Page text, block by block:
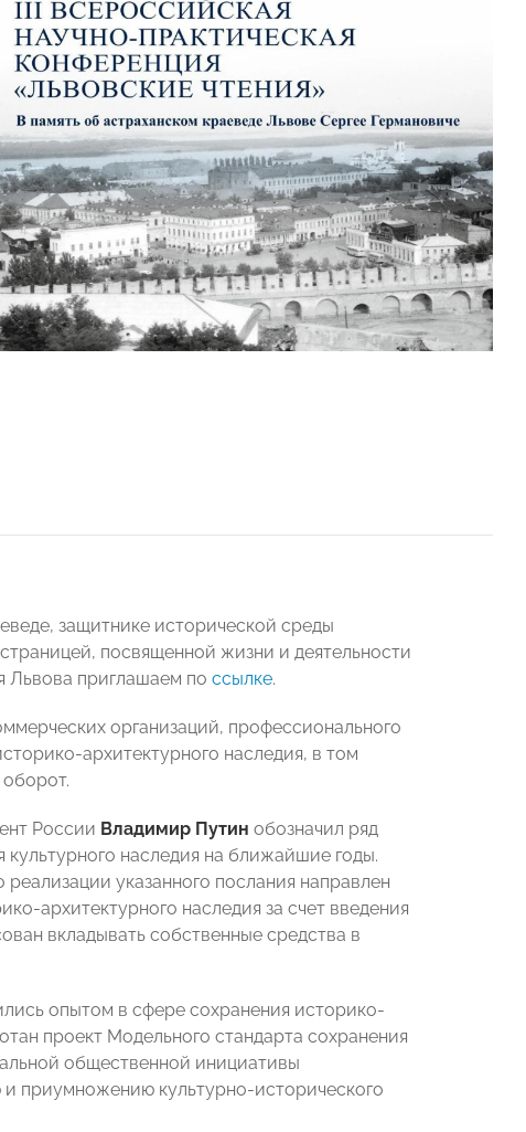
защитнике исторической среды
посвященной жизни и деятельности
Львова приглашаем по ссылке.
организаций, профессионального
архитектурного наследия, в том
России Владимир Путин обозначил ряд
наследия на ближайшие годы.
указанного послания направлен
архитектурного наследия за счет введения
вкладывать собственные средства в
опытом в сфере сохранения историко-
проект Модельного стандарта сохранения
общественной инициативы
приумножению культурно-исторического